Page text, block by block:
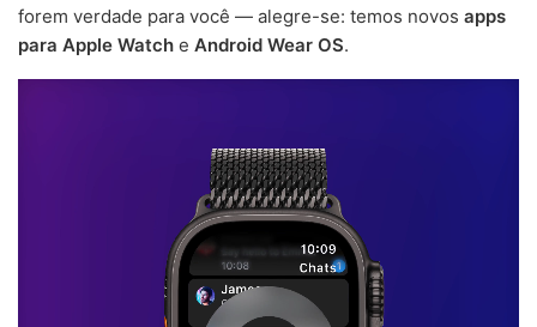
forem verdade para você — alegre-se: temos novos apps
para Apple Watch e Android Wear OS.